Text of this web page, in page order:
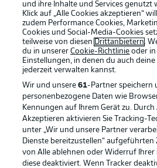
Regensburg beginnt mit der Elf,
HSV startete. Die einzige
Chefcoach Mersad
Aufstellung der
Hoffmann - Schultz, Benkovic,
Krauße, Nikolaou, Endo -
So spielt der Jahn
Kirschbaum - Faber,
Thalhammer - Mees,
und ihre Inhalte und Services genutzt
Klick auf „Alle Cookies akzeptieren“
zudem Performance Cookies,
Cookies und Social-Media-Cookies
teilweise von diesen Drittanbietern.
du in unsererCookie-Richtlinie oder in
Einstellungen, in denen du auch
jederzeit verwalten kannst.
Wir und unsere61-Partner speichern
personenbezogene Daten wie
Kennungen auf Ihrem Gerät zu.
Akzeptieren aktivieren Sie Tracking-
unter „Wir und unsere Partner
Dienste bereitzustellen“ aufgeführten
von Alle ablehnen oder Widerruf
diese deaktiviert. Wenn Tracker